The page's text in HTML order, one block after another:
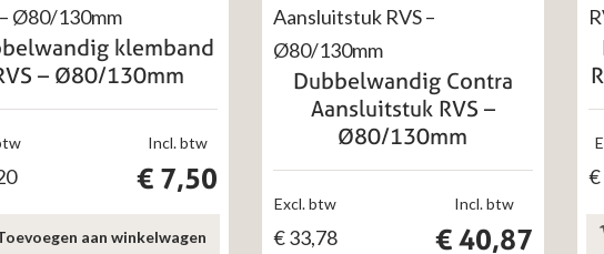
klemband
– Ø80/130mm
Incl. btw
€ 7,50
aan winkelwagen
Dubbelwandig Contra
Aansluitstuk RVS –
Ø80/130mm
Incl. btw
€40,87
Excl. btw
€33,78
€